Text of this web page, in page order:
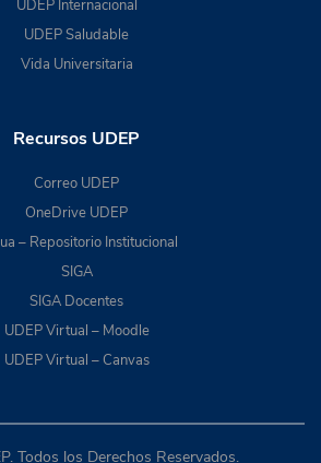
UDEP Internacional
UDEP Saludable
Vida Universitaria
Recursos UDEP
Correo UDEP
OneDrive UDEP
– Repositorio Institucional
SIGA
SIGA Docentes
UDEP Virtual – Moodle
UDEP Virtual – Canvas
Todos los Derechos Reservados.